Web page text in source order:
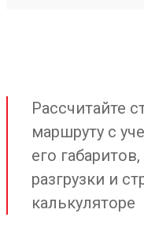
Рассчитайте
маршруту с
его
разгрузки и
калькуляторе